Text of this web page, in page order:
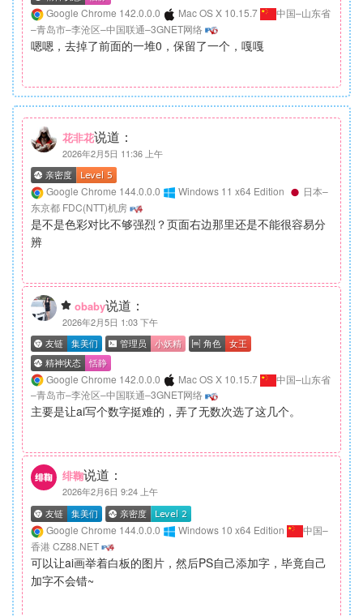
Google Chrome 142.0.0.0 Mac OS X 10.15.7
中国–山东省
–青岛市–李沧区–中国联通–3GNET网络
嗯嗯，去掉了前面的一堆0，保留了一个，嘎嘎
花非花说道：
2026年2月5日 11:36 上午
Google Chrome 144.0.0.0 Windows 11 x64 Edition
日本–
东京都 FDC(NTT)机房
是不是色彩对比不够强烈？页面右边那里还是不能很容易分
辨
obaby说道：
2026年2月5日 1:03 下午
Google Chrome 142.0.0.0 Mac OS X 10.15.7
中国–山东省
–青岛市–李沧区–中国联通–3GNET网络
主要是让ai写个数字挺难的，弄了无数次选了这几个。
绯鞠说道：
2026年2月6日 9:24 上午
Google Chrome 144.0.0.0 Windows 10 x64 Edition
中国–
香港 CZ88.NET
可以让ai画举着白板的图片，然后PS自己添加字，毕竟自己
加字不会错~